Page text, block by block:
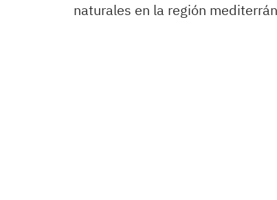
naturales en la región